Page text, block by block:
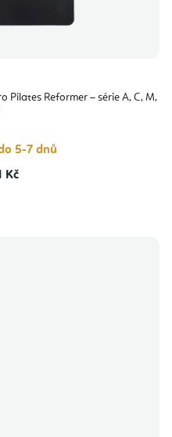
Pilates Reformer – série A, C, M,
5-7 dnů
Kč